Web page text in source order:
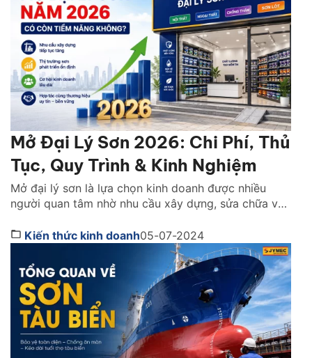
Mở Đại Lý Sơn 2026: Chi Phí, Thủ
Tục, Quy Trình & Kinh Nghiệm
Mở đại lý sơn là lựa chọn kinh doanh được nhiều
người quan tâm nhờ nhu cầu xây dựng, sửa chữa và
2026. Tuy nhiên, để vận hành hiệu quả bạn không chỉ
cần chuẩn bị nguồn vốn tốt mà còn phải lựa […]
Kiến thức kinh doanh05-07-2024